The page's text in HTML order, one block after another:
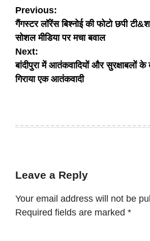
Post
navigation
Previous:
गैंगस्टर लॉरेंस बिश्नोई की फोटो छपी
सोशल मीडिया पर मचा बवाल
Next:
बांदीपुरा में आतंकवादियों और सुरक्षाबलों
गिराया एक आतंकवादी
Leave a Reply
Your email address will not be
Required fields are marked *